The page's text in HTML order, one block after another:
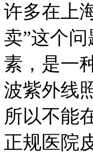
许多在上
卖”这个
素，是一
波紫外线
所以不能
正规医院